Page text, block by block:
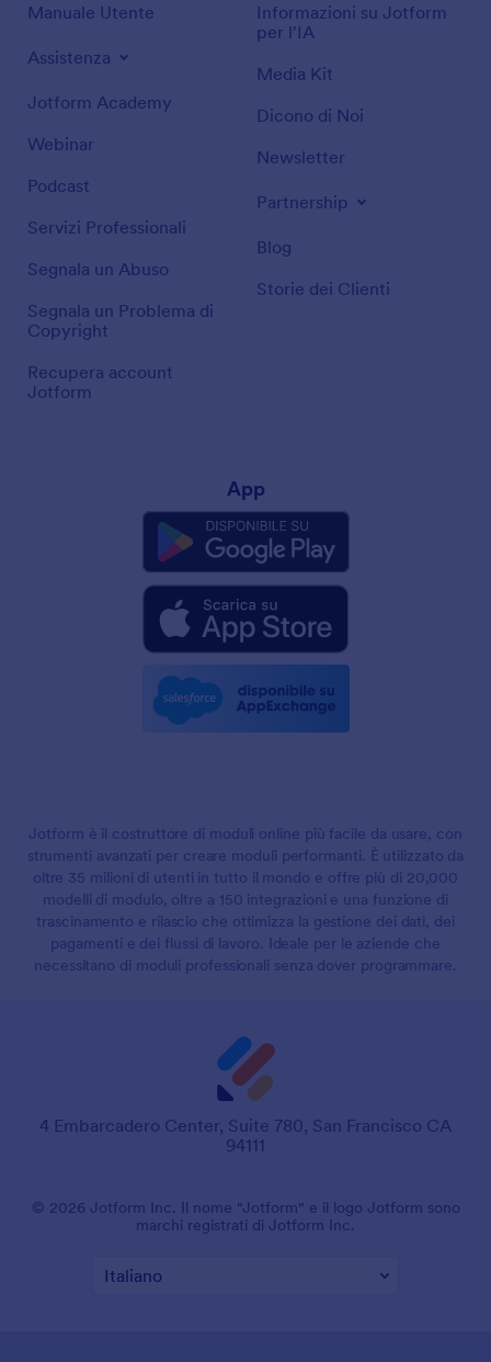
Manuale Utente
Assistenza
Jotform Academy
Webinar
Podcast
Servizi Professionali
Segnala un Abuso
Segnala un Problema di
Copyright
Recupera account
Jotform
Informazioni su Jotform
per l'IA
Media Kit
Dicono di Noi
Newsletter
Partnership
Blog
Storie dei Clienti
App
Jotform è il costruttore di moduli online più facile da usare, con
strumenti avanzati per creare moduli performanti. È utilizzato da
oltre 35 milioni di utenti in tutto il mondo e offre più di 20,000
modelli di modulo, oltre a 150 integrazioni e una funzione di
trascinamento e rilascio che ottimizza la gestione dei dati, dei
pagamenti e dei flussi di lavoro. Ideale per le aziende che
necessitano di moduli professionali senza dover programmare.
4 Embarcadero Center, Suite 780, San Francisco CA
94111
© 2026 Jotform Inc. Il nome "Jotform" e il logo Jotform sono
marchi registrati di Jotform Inc.